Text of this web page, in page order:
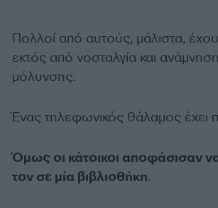
Πολλοί από αυτούς, μάλιστα,
εκτός από νοσταλγία και
μόλυνσης.
Ένας τηλεφωνικός θάλαμος έχει
Όμως οι κάτοικοι αποφάσισαν
τον σε μία βιβλιοθήκη.